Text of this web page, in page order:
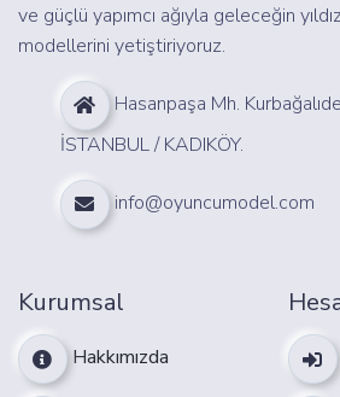
ve güçlü yapımcı ağıyla geleceğin
modellerini yetiştiriyoruz.
Hasanpaşa Mh.
İSTANBUL / KADIKÖY.
info@oyuncumodel.com
Kurumsal
Hakkımızda